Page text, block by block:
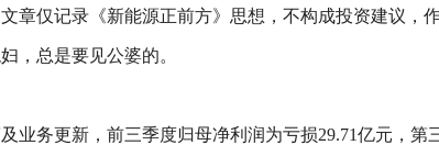
章仅记录《新能源正前方》思想，不构成投资建议，
，总是要见公婆的。
业务更新，前三季度归母净利润为亏损29.71亿元，